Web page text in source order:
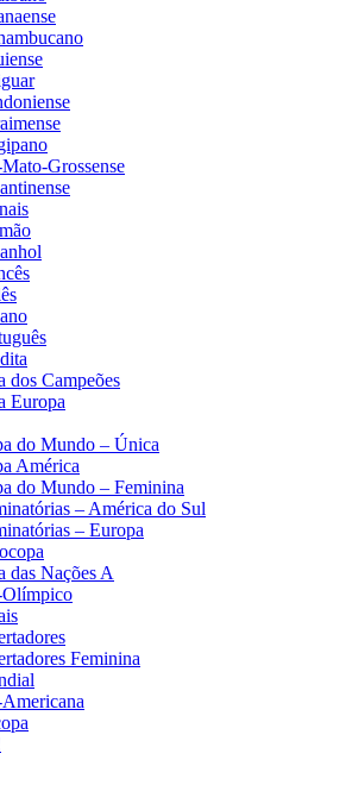
Grossense
dos Campeões
Europa
do Mundo – Única
América
do Mundo – Feminina
– América do Sul
– Europa
das Nações A
Olímpico
Feminina